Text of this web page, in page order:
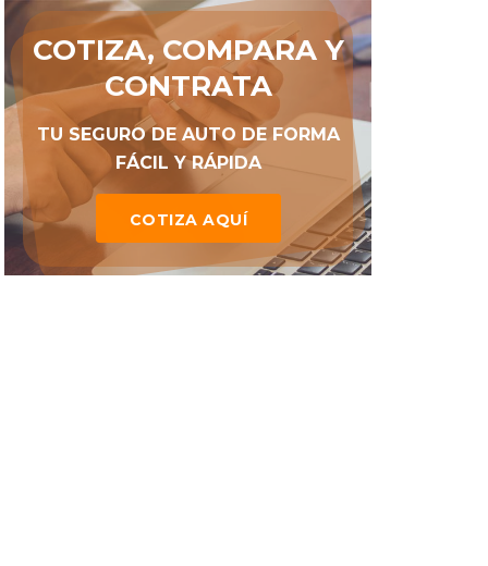
COTIZA, COMPARA Y
CONTRATA
TU SEGURO DE AUTO DE FORMA
FÁCIL Y RÁPIDA
COTIZA AQUÍ